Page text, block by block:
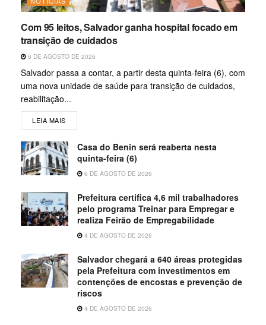
Com 95 leitos, Salvador ganha hospital focado em
transição de cuidados
6 DE AGOSTO DE 2026
Salvador passa a contar, a partir desta quinta-feira (6), com
uma nova unidade de saúde para transição de cuidados,
reabilitação...
LEIA MAIS
Casa do Benin será reaberta nesta
quinta-feira (6)
6 DE AGOSTO DE 2026
Prefeitura certifica 4,6 mil trabalhadores
pelo programa Treinar para Empregar e
realiza Feirão de Empregabilidade
4 DE AGOSTO DE 2026
Salvador chegará a 640 áreas protegidas
pela Prefeitura com investimentos em
contenções de encostas e prevenção de
riscos
4 DE AGOSTO DE 2026